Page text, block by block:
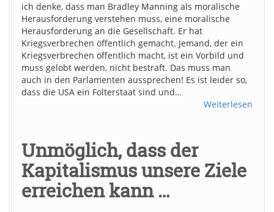
ich denke, dass man Bradley Manning als moralische
Herausforderung verstehen muss, eine moralische
Herausforderung an die Gesellschaft. Er hat
Kriegsverbrechen öffentlich gemacht. Jemand, der ein
Kriegsverbrechen öffentlich macht, ist ein Vorbild und
muss gelobt werden, nicht bestraft. Das muss man
auch in den Parlamenten aussprechen! Es ist leider so,
dass die USA ein Folterstaat sind und…
Weiterlesen
Unmöglich, dass der
Kapitalismus unsere Ziele
erreichen kann …